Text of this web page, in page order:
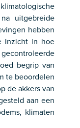
uitgebreide
hebben
inzicht in hoe
begrip van
te beoordelen
de akkers van
aan een
klimaten